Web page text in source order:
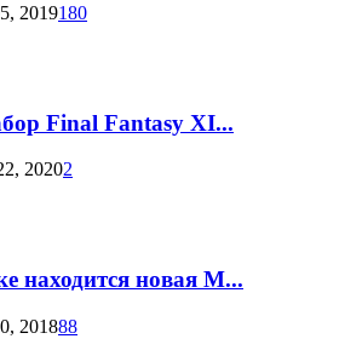
2019180
Final Fantasy XI...
20202
находится новая M...
201888